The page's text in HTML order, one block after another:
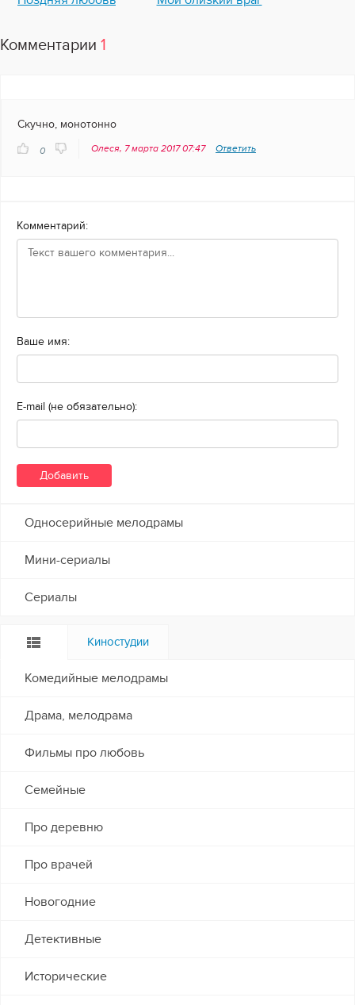
Комментарии 1
Скучно, монотонно
0 Олеся, 7 марта 2017 07:47 Ответить
Комментарий:
Ваше имя:
E-mail (не обязательно):
Односерийные мелодрамы
Мини-сериалы
Сериалы
Киностудии
Комедийные мелодрамы
Драма, мелодрама
Фильмы про любовь
Семейные
Про деревню
Про врачей
Новогодние
Детективные
Исторические